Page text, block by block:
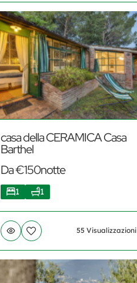
casa della CERAMICA Casa
Barthel
Da €150notte
1 1
55 Visualizzazioni